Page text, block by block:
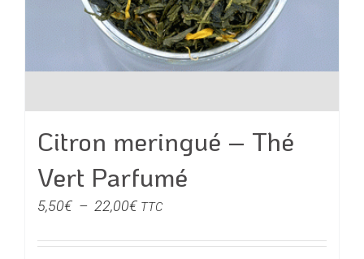
Citron meringué – Thé
Vert Parfumé
5,50€ – 22,00€Plage
prix :
TTC